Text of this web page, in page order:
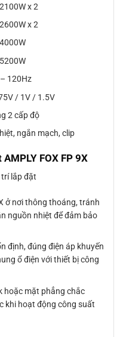
x 2
x 2
120Hz
/ 1V / 1.5V
2 cấp độ
ngắn mạch, clip
FOX FP 9X
lắp đặt
ở nơi thông thoáng, tránh
nguồn nhiệt để đảm bảo
định, đúng điện áp khuyến
ổ điện với thiết bị công
hoặc mặt phẳng chắc
khi hoạt động công suất